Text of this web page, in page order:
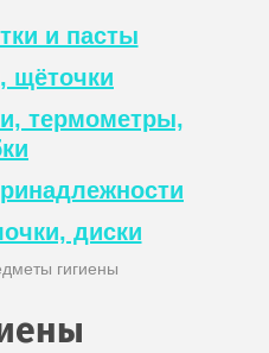
и пасты
щёточки
термометры,
диски
гигиены